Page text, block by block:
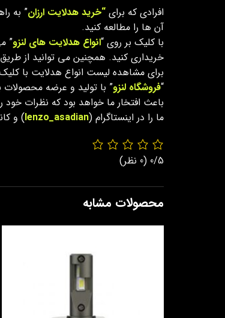
افرادی که برای “خرید هدلایت ارزان” به
آن ها را مطالعه کنید.
با کلیک بر روی “انواع هدلایت های لنزو”
خریداری کنید. همچنین می توانید از
برای مشاهده لیست انواع هدلایت با
“فروشگاه لنزو” با تولید و عرضه محصولات
باعث افتخار ما خواهد بود که نظرات
ما را در اینستاگرام (lenzo_asadian) و
0/5 (0 نظر)
محصولات مشابه